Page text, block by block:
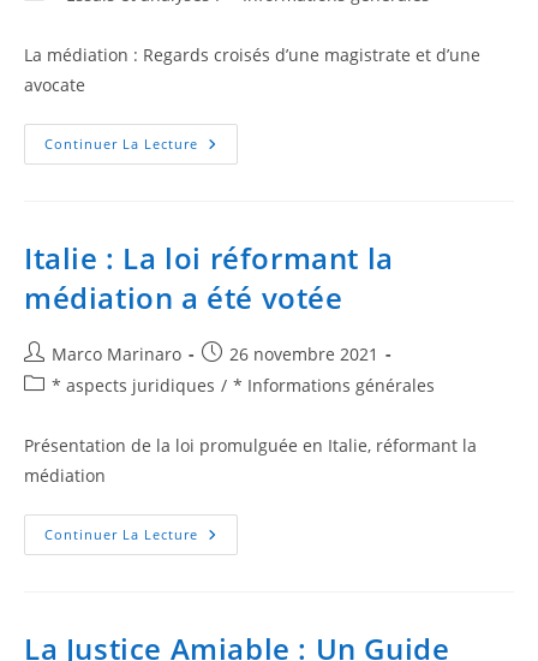
La médiation : Regards croisés d’une magistrate et d’une
avocate
Continuer La Lecture
Italie : La loi réformant la
médiation a été votée
Marco Marinaro
26 novembre 2021
* aspects juridiques / * Informations générales
Présentation de la loi promulguée en Italie, réformant la
médiation
Continuer La Lecture
La Justice Amiable : Un Guide